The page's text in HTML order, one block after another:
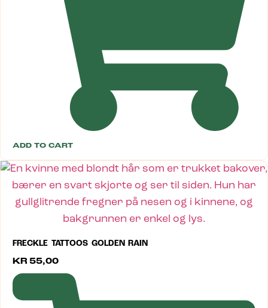
ADD TO CART
FRECKLE TATTOOS GOLDEN RAIN
KR 55,00